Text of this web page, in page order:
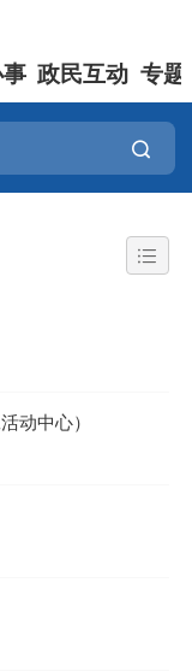
政民互动 专题
动中心）